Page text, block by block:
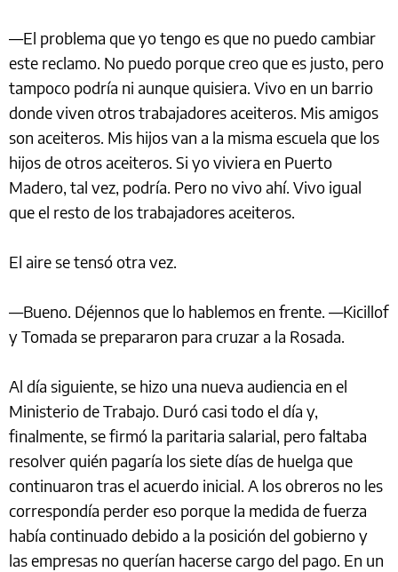
—El problema que yo tengo es que no puedo cambiar
este reclamo. No puedo porque creo que es justo, pero
tampoco podría ni aunque quisiera. Vivo en un barrio
donde viven otros trabajadores aceiteros. Mis amigos
son aceiteros. Mis hijos van a la misma escuela que los
hijos de otros aceiteros. Si yo viviera en Puerto
Madero, tal vez, podría. Pero no vivo ahí. Vivo igual
que el resto de los trabajadores aceiteros.
El aire se tensó otra vez.
—Bueno. Déjennos que lo hablemos en frente. —Kicillof
y Tomada se prepararon para cruzar a la Rosada.
Al día siguiente, se hizo una nueva audiencia en el
Ministerio de Trabajo. Duró casi todo el día y,
finalmente, se firmó la paritaria salarial, pero faltaba
resolver quién pagaría los siete días de huelga que
continuaron tras el acuerdo inicial. A los obreros no les
correspondía perder eso porque la medida de fuerza
había continuado debido a la posición del gobierno y
las empresas no querían hacerse cargo del pago. En un